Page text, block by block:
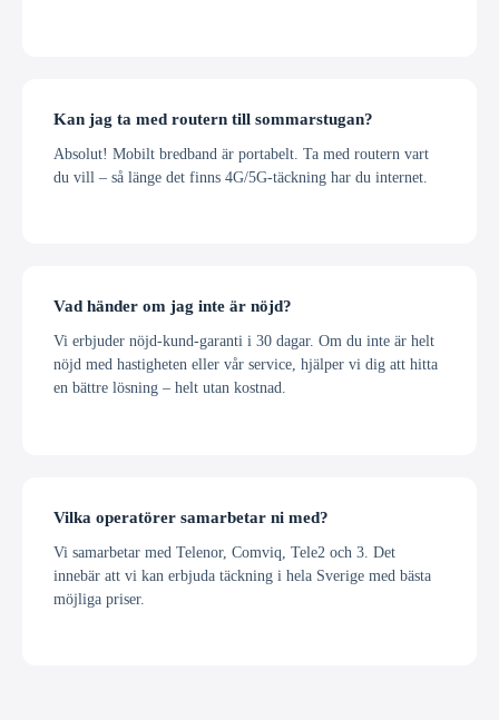
Kan jag ta med routern till sommarstugan?
Absolut! Mobilt bredband är portabelt. Ta med routern vart
du vill – så länge det finns 4G/5G-täckning har du internet.
Vad händer om jag inte är nöjd?
Vi erbjuder nöjd-kund-garanti i 30 dagar. Om du inte är helt
nöjd med hastigheten eller vår service, hjälper vi dig att hitta
en bättre lösning – helt utan kostnad.
Vilka operatörer samarbetar ni med?
Vi samarbetar med Telenor, Comviq, Tele2 och 3. Det
innebär att vi kan erbjuda täckning i hela Sverige med bästa
möjliga priser.